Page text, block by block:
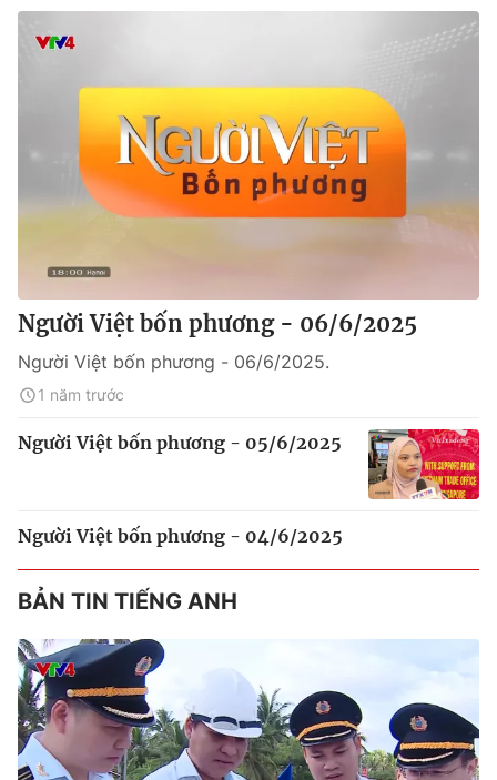
Người Việt bốn phương - 06/6/2025
Người Việt bốn phương - 06/6/2025.
1 năm trước
Người Việt bốn phương - 05/6/2025
Người Việt bốn phương - 04/6/2025
BẢN TIN TIẾNG ANH